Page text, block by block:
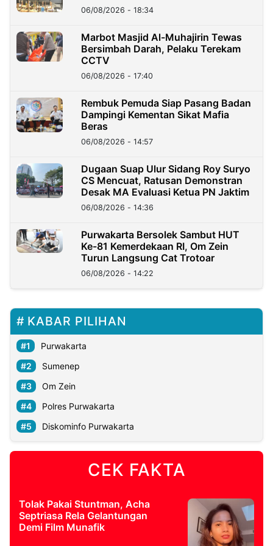
06/08/2026 - 18:34
Marbot Masjid Al-Muhajirin Tewas
Bersimbah Darah, Pelaku Terekam
CCTV
06/08/2026 - 17:40
Rembuk Pemuda Siap Pasang Badan
Dampingi Kementan Sikat Mafia
Beras
06/08/2026 - 14:57
Dugaan Suap Ulur Sidang Roy Suryo
CS Mencuat, Ratusan Demonstran
Desak MA Evaluasi Ketua PN Jaktim
06/08/2026 - 14:36
Purwakarta Bersolek Sambut HUT
Ke-81 Kemerdekaan RI, Om Zein
Turun Langsung Cat Trotoar
06/08/2026 - 14:22
KABAR PILIHAN
Purwakarta
Sumenep
Om Zein
Polres Purwakarta
Diskominfo Purwakarta
CEK FAKTA
Tolak Pakai Stuntman, Acha
Septriasa Rela Gelantungan
Demi Film Munafik